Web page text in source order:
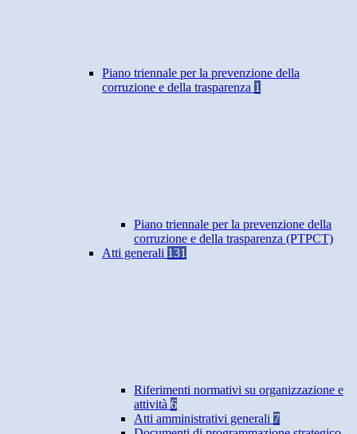
Piano triennale per la prevenzione della
corruzione e della trasparenza 1
Piano triennale per la prevenzione della
corruzione e della trasparenza (PTPCT)
Atti generali 131
Riferimenti normativi su organizzazione e
attività 6
Atti amministrativi generali 7